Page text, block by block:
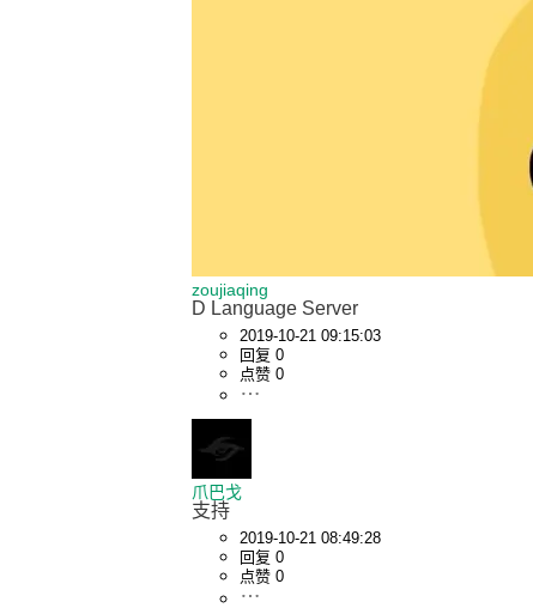
zoujiaqing
D Language Server
2019-10-21 09:15:03
回复 0
点赞 0
爪巴戈
支持
2019-10-21 08:49:28
回复 0
点赞 0